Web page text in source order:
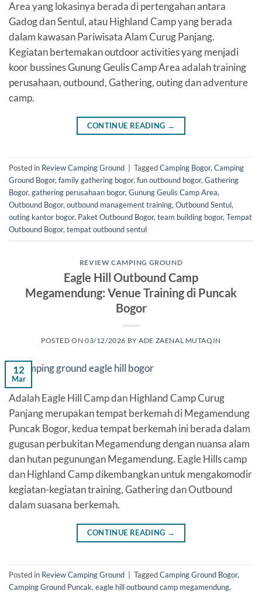
Area yang lokasinya berada di pertengahan antara
Gadog dan Sentul, atau Highland Camp yang berada
dalam kawasan Pariwisata Alam Curug Panjang.
Kegiatan bertemakan outdoor activities yang menjadi
koor bussines Gunung Geulis Camp Area adalah training
perusahaan, outbound, Gathering, outing dan adventure
camp.
CONTINUE READING →
Posted in Review Camping Ground TaggedCamping Bogor, Camping
Ground Bogor, family gathering bogor, fun outbound bogor, Gathering
Bogor, gathering perusahaan bogor, Gunung Geulis Camp Area,
Outbound Bogor, outbound management training, Outbound Sentul,
outing kantor bogor, Paket Outbound Bogor, team building bogor, Tempat
Outbound Bogor, tempat outbound sentul
REVIEW CAMPING GROUND
Eagle Hill Outbound Camp
Megamendung: Venue Training di Puncak
Bogor
POSTED ON03/12/2026 BYADE ZAENAL MUTAQIN
12
Mar
Adalah Eagle Hill Camp dan Highland Camp Curug
Panjang merupakan tempat berkemah di Megamendung
Puncak Bogor, kedua tempat berkemah ini berada dalam
gugusan perbukitan Megamendung dengan nuansa alam
dan hutan pegunungan Megamendung. Eagle Hills camp
dan Highland Camp dikembangkan untuk mengakomodir
kegiatan-kegiatan training, Gathering dan Outbound
dalam suasana berkemah.
CONTINUE READING →
Posted in Review Camping Ground TaggedCamping Ground Bogor,
Camping Ground Puncak,eagle hill outbound camp megamendung,